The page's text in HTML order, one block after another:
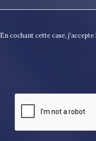
En cochant cette case,